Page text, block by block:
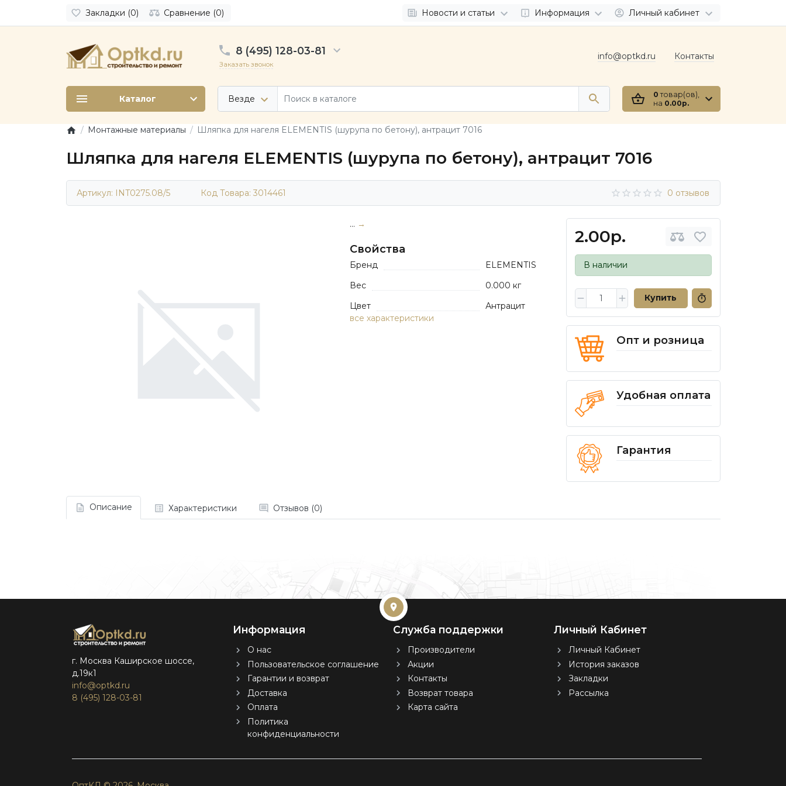
Закладки (0) Сравнение (0) Новости и статьи Информация Личный кабинет
8 (495) 128-03-81
Заказать звонок
Везде
info@optkd.ru Контакты
0 товар(ов),
на 0.00р.
Каталог
Монтажные материалы Шляпка для нагеля ELEMENTIS (шурупа по бетону), антрацит 7016
Шляпка для нагеля ELEMENTIS (шурупа по бетону), антрацит 7016
Артикул: INT0275.08/5 Код Товара: 3014461 0 отзывов
2.00р.
В наличии
Купить
Опт и розница
Удобная оплата
Гарантия
... →
Свойства
Бренд
ELEMENTIS
Вес
0.000 кг
Цвет
Антрацит
все характеристики
Описание Характеристики Отзывов (0)
г. Москва Каширское шоссе,
д.19к1
info@optkd.ru
8 (495) 128-03-81
Информация
О нас
Пользовательское соглашение
Гарантии и возврат
Доставка
Оплата
Политика
конфиденциальности
Служба поддержки
Производители
Акции
Контакты
Возврат товара
Карта сайта
Личный Кабинет
Личный Кабинет
История заказов
Закладки
Рассылка